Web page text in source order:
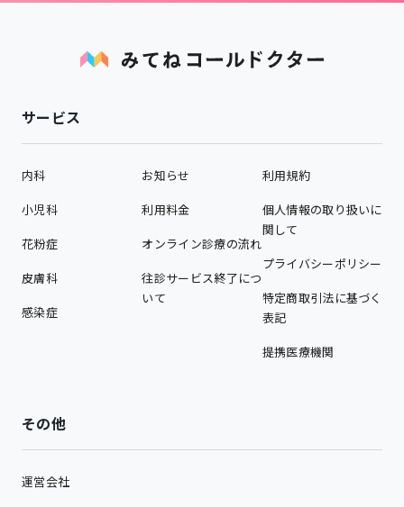
サービス
内科
小児科
花粉症
皮膚科
感染症
お知らせ
利用料金
オンライン診療の流れ
往診サービス終了につ
いて
利用規約
個人情報の取り扱いに
関して
プライバシーポリシー
特定商取引法に基づく
表記
提携医療機関
その他
運営会社